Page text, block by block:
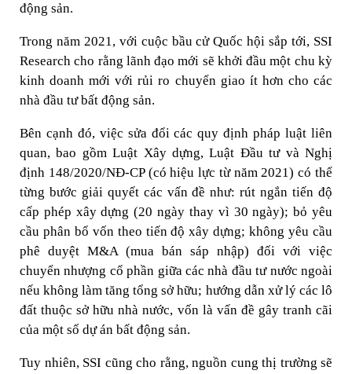
động sản.
Trong năm 2021, với cuộc bầu cử Quốc hội sắp tới, SSI
Research cho rằng lãnh đạo mới sẽ khởi đầu một chu kỳ
kinh doanh mới với rủi ro chuyển giao ít hơn cho các
nhà đầu tư bất động sản.
Bên cạnh đó, việc sửa đổi các quy định pháp luật liên
quan, bao gồm Luật Xây dựng, Luật Đầu tư và Nghị
định 148/2020/NĐ-CP (có hiệu lực từ năm 2021) có thể
từng bước giải quyết các vấn đề như: rút ngắn tiến độ
cấp phép xây dựng (20 ngày thay vì 30 ngày); bỏ yêu
cầu phân bổ vốn theo tiến độ xây dựng; không yêu cầu
phê duyệt M&A (mua bán sáp nhập) đối với việc
chuyển nhượng cổ phần giữa các nhà đầu tư nước ngoài
nếu không làm tăng tổng sở hữu; hướng dẫn xử lý các lô
đất thuộc sở hữu nhà nước, vốn là vấn đề gây tranh cãi
của một số dự án bất động sản.
Tuy nhiên, SSI cũng cho rằng, nguồn cung thị trường sẽ